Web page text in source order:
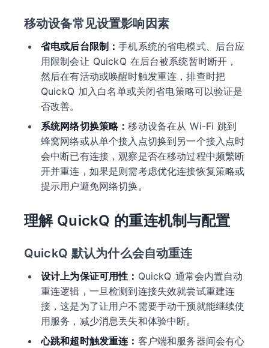
移动设备常见设置影响因素
省电或后台限制：手机系统的省电模式、后台应
用限制会让 QuickQ 在后台被系统暂时断开，
然后在有活动或唤醒时触发重连，排查时把
QuickQ 加入白名单或关闭省电策略可以验证是
否改善。
系统网络切换策略：移动设备在从 Wi-Fi 跳到
蜂窝网络或从单个接入点切换到另一个接入点时
会中断已有连接，观察是否在移动过程中频繁断
开并重连，如果是则需考虑优化连接恢复策略或
提示用户避免网络切换。
理解 QuickQ 的重连机制与配置
QuickQ 默认为什么会自动重连
设计上为保证可用性： QuickQ 通常会内置自动
重连逻辑，一旦检测到连接失效就尝试重建连
接，这是为了让用户不需要手动干预就能继续使
用服务，减少消息丢失和体验中断。
心跳和超时触发重连： 客户端和服务器间会有心